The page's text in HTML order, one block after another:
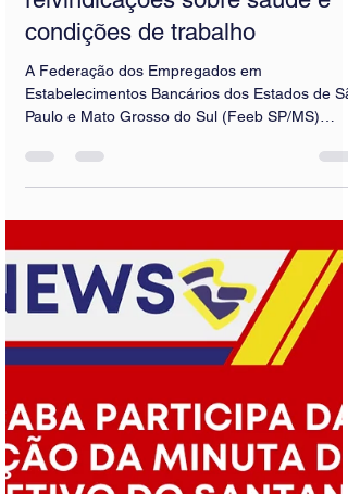
terceira negociação específica
com o Santander e reforça
reivindicações sobre saúde e
condições de trabalho
A Federação dos Empregados em
participou, nesta terça-feira (28), da terceira
Santander, realizada em São Paulo. A
Federação foi representada por Letícia
Françoso, dirigente do Sindicato dos Bancários
de Piracicaba e Região e integrante da
Comissão de Organização dos Empregados
temas relacionados à saúde